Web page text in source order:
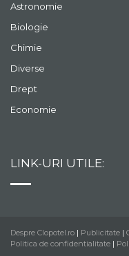
Astronomie
Biologie
Chimie
Diverse
Drept
Economie
LINK-URI UTILE:
Despre Clopotel.ro | Publicitate |
Politica de confidentialitate |